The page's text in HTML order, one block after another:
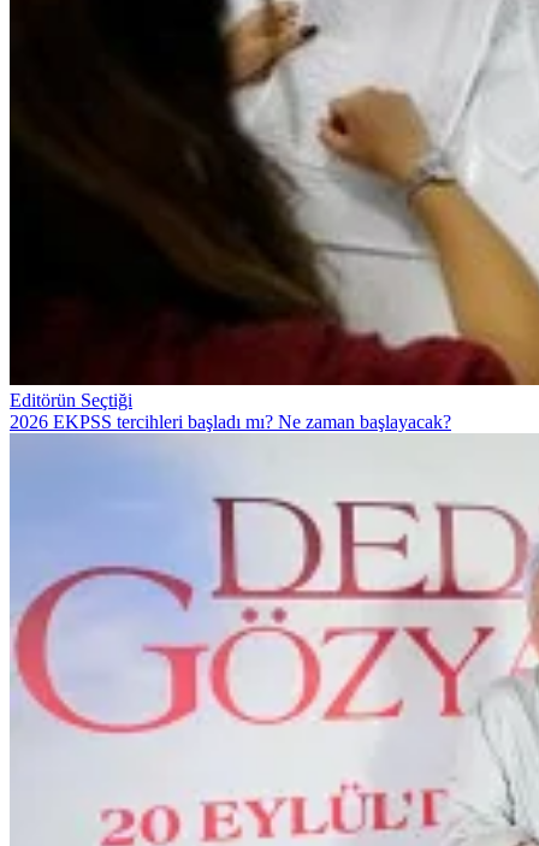
Editörün Seçtiği
2026 EKPSS tercihleri başladı mı? Ne zaman başlayacak?